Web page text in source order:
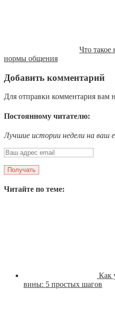
Что такое
нормы общения
Добавить комментарий
Для отправки комментария вам
Постоянному читателю:
Лучшие истории недели на ваш
Читайте по теме:
Как
вины: 5 простых шагов